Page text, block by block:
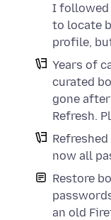
I
to locate
profile,
Years of
curated
gone
Refresh.
now all
Restore
an old